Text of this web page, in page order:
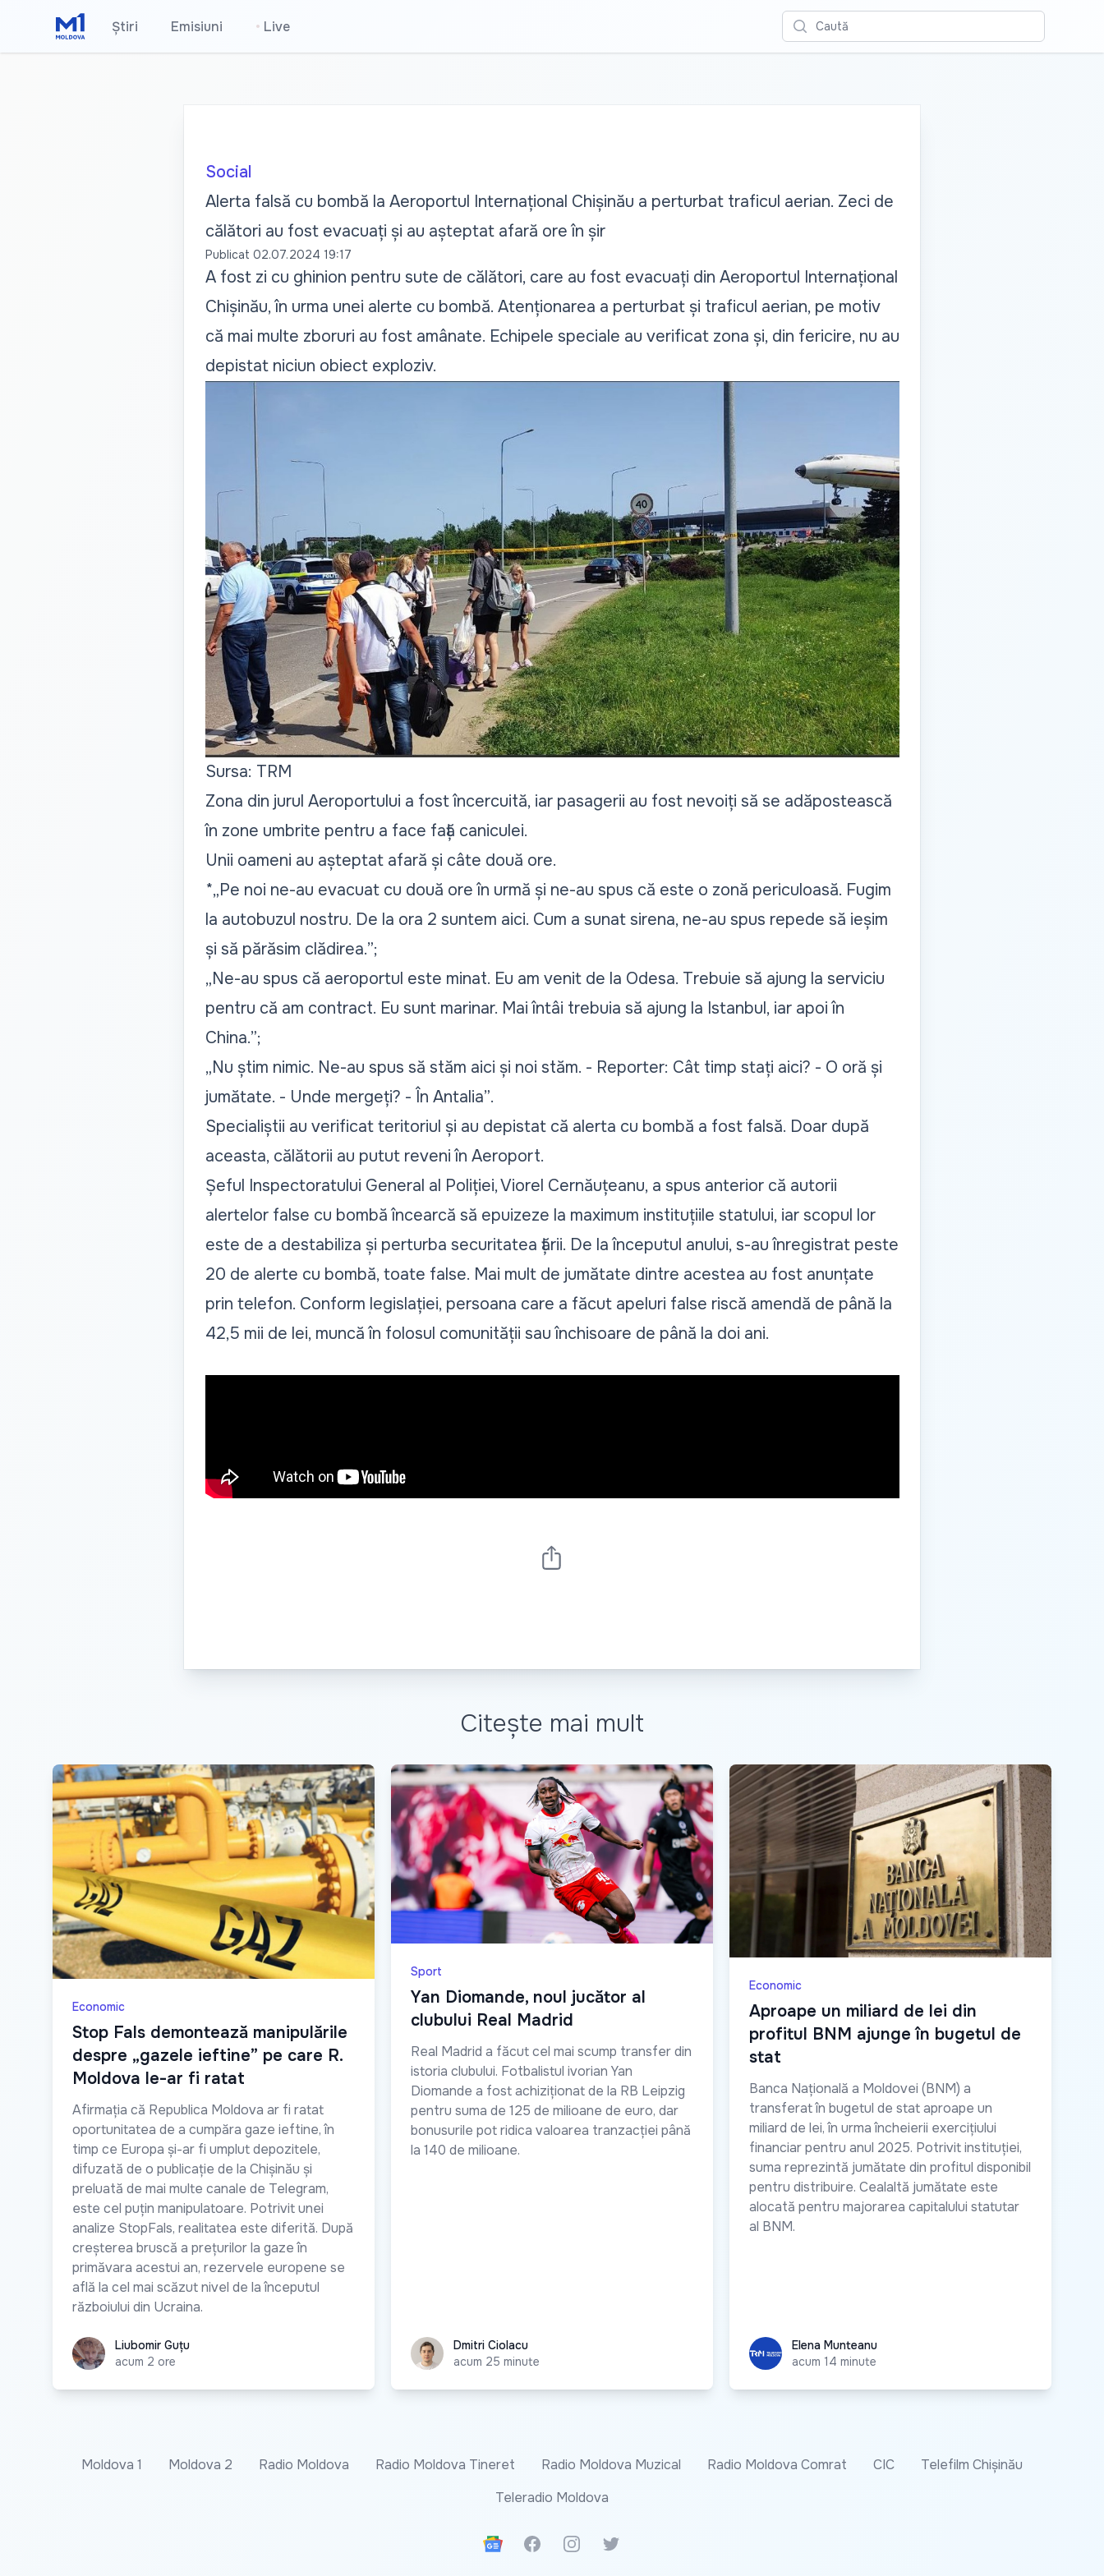
Știri Emisiuni • Live Caută
Social
Alerta falsă cu bombă la Aeroportul Internațional Chișinău a perturbat traficul aerian. Zeci de
călători au fost evacuați și au așteptat afară ore în șir
Publicat 02.07.2024 19:17
A fost zi cu ghinion pentru sute de călători, care au fost evacuați din Aeroportul Internațional
Chișinău, în urma unei alerte cu bombă. Atenționarea a perturbat și traficul aerian, pe motiv
că mai multe zboruri au fost amânate. Echipele speciale au verificat zona și, din fericire, nu au
depistat niciun obiect exploziv.
Sursa: TRM
Zona din jurul Aeroportului a fost încercuită, iar pasagerii au fost nevoiți să se adăpostească
în zone umbrite pentru a face față caniculei.
Unii oameni au așteptat afară și câte două ore.
*„Pe noi ne-au evacuat cu două ore în urmă și ne-au spus că este o zonă periculoasă. Fugim
la autobuzul nostru. De la ora 2 suntem aici. Cum a sunat sirena, ne-au spus repede să ieșim
și să părăsim clădirea.”;
„Ne-au spus că aeroportul este minat. Eu am venit de la Odesa. Trebuie să ajung la serviciu
pentru că am contract. Eu sunt marinar. Mai întâi trebuia să ajung la Istanbul, iar apoi în
China.”;
„Nu știm nimic. Ne-au spus să stăm aici și noi stăm. - Reporter: Cât timp stați aici? - O oră și
jumătate. - Unde mergeți? - În Antalia”.
Specialiștii au verificat teritoriul și au depistat că alerta cu bombă a fost falsă. Doar după
aceasta, călătorii au putut reveni în Aeroport.
Șeful Inspectoratului General al Poliției, Viorel Cernăuțeanu, a spus anterior că autorii
alertelor false cu bombă încearcă să epuizeze la maximum instituțiile statului, iar scopul lor
este de a destabiliza și perturba securitatea țării. De la începutul anului, s-au înregistrat peste
20 de alerte cu bombă, toate false. Mai mult de jumătate dintre acestea au fost anunțate
prin telefon. Conform legislației, persoana care a făcut apeluri false riscă amendă de până la
42,5 mii de lei, muncă în folosul comunității sau închisoare de până la doi ani.
Citește mai mult
Economic
Stop Fals demontează manipulările
despre „gazele ieftine” pe care R.
Moldova le-ar fi ratat
Afirmația că Republica Moldova ar fi ratat
oportunitatea de a cumpăra gaze ieftine, în
timp ce Europa și-ar fi umplut depozitele,
difuzată de o publicație de la Chișinău și
preluată de mai multe canale de Telegram,
este cel puțin manipulatoare. Potrivit unei
analize StopFals, realitatea este diferită. După
creșterea bruscă a prețurilor la gaze în
primăvara acestui an, rezervele europene se
află la cel mai scăzut nivel de la începutul
războiului din Ucraina.
Liubomir Guțu
Liubomir Guțu
acum 2 ore
Sport
Yan Diomande, noul jucător al
clubului Real Madrid
Real Madrid a făcut cel mai scump transfer din
istoria clubului. Fotbalistul ivorian Yan
Diomande a fost achiziționat de la RB Leipzig
pentru suma de 125 de milioane de euro, dar
bonusurile pot ridica valoarea tranzacției până
la 140 de milioane.
Dmitri Ciolacu
Dmitri Ciolacu
acum 25 minute
Economic
Aproape un miliard de lei din
profitul BNM ajunge în bugetul de
stat
Banca Națională a Moldovei (BNM) a
transferat în bugetul de stat aproape un
miliard de lei, în urma încheierii exercițiului
financiar pentru anul 2025. Potrivit instituției,
suma reprezintă jumătate din profitul disponibil
pentru distribuire. Cealaltă jumătate este
alocată pentru majorarea capitalului statutar
al BNM.
Elena Munteanu
Elena Munteanu
acum 14 minute
Moldova 1 Moldova 2 Radio Moldova Radio Moldova Tineret Radio Moldova Muzical Radio Moldova Comrat CIC
Telefilm Chișinău
Teleradio Moldova
Google News
FacebookInstagramTwitter